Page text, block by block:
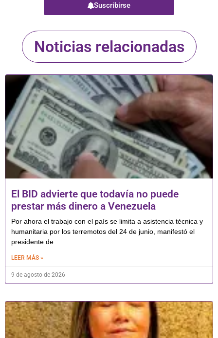
Suscribirse
Noticias relacionadas
El BID advierte que todavía no puede
prestar más dinero a Venezuela
Por ahora el trabajo con el país se limita a asistencia técnica y
humanitaria por los terremotos del 24 de junio, manifestó el
presidente de
LEER MÁS »
9 de agosto de 2026